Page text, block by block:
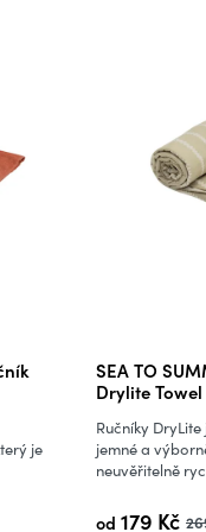
je
SEA TO
Drylite Towel
od 179 Kč
Ručníky
jemné a
neuvěřitelně